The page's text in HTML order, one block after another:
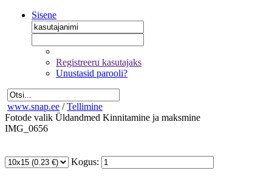
Sisene
Registreeru kasutajaks
Unustasid parooli?
www.snap.ee / Tellimine
Fotode valik Üldandmed Kinnitamine ja maksmine
IMG_0656
Kogus: